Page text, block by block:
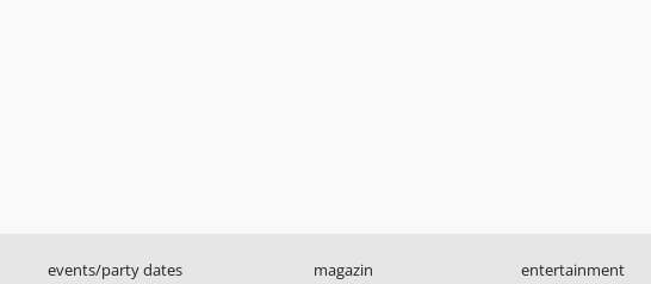
events/party dates magazin entertainment